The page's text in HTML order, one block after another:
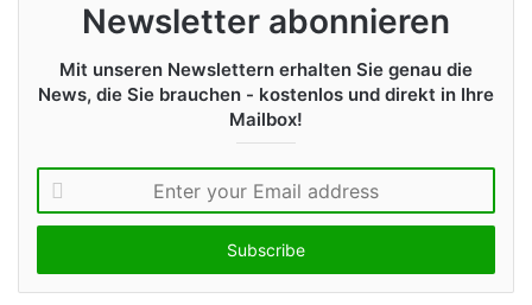
Newsletter abonnieren
Mit unseren Newslettern erhalten Sie genau die
News, die Sie brauchen - kostenlos und direkt in Ihre
Mailbox!
n
t
e
r